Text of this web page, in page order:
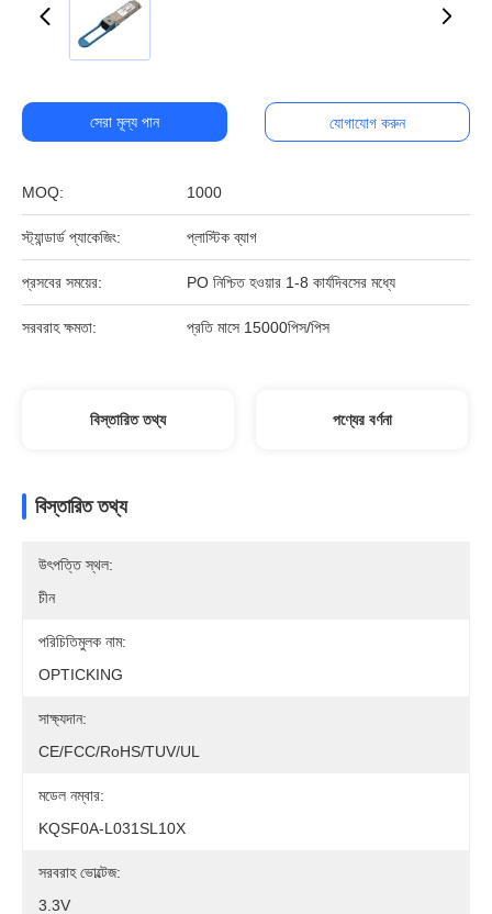
MOQ: 1000
স্ট্যান্ডার্ড প্যাকেজিং: প্লাস্টিক ব্যাগ
প্রসবের সময়ের: PO নিশ্চিত হওয়ার 1-8 কার্যদিবসের মধ্যে
সরবরাহ ক্ষমতা: প্রতি মাসে 15000পিস/পিস
সেরা মূল্য পান যোগাযোগ করুন
বিস্তারিত তথ্য পণ্যের বর্ণনা
বিস্তারিত তথ্য
উৎপত্তি স্থল:
চীন
পরিচিতিমুলক নাম:
OPTICKING
সাক্ষ্যদান:
CE/FCC/RoHS/TUV/UL
মডেল নম্বার:
KQSF0A-L031SL10X
সরবরাহ ভোল্টেজ:
3.3V